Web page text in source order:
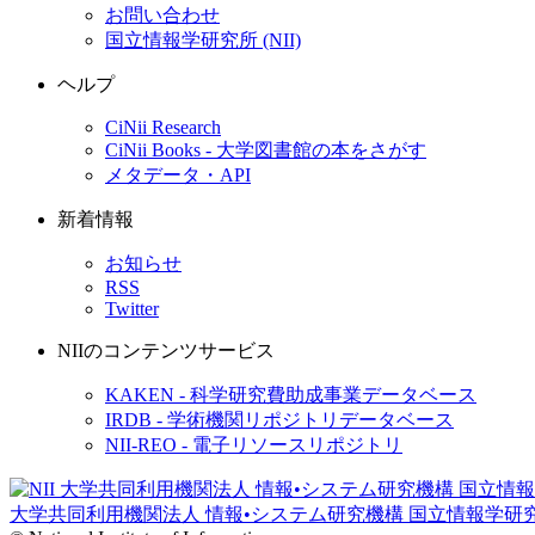
お問い合わせ
国立情報学研究所 (NII)
ヘルプ
CiNii Research
CiNii Books - 大学図書館の本をさがす
メタデータ・API
新着情報
お知らせ
RSS
Twitter
NIIのコンテンツサービス
KAKEN - 科学研究費助成事業データベース
IRDB - 学術機関リポジトリデータベース
NII-REO - 電子リソースリポジトリ
大学共同利用機関法人 情報•システム研究機構 国立情報学研